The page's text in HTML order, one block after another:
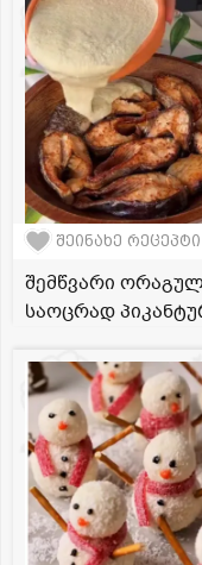
შეინახე რეცეპტი
შემწვარი
საოცრად